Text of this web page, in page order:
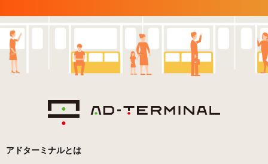
アドターミナルとは